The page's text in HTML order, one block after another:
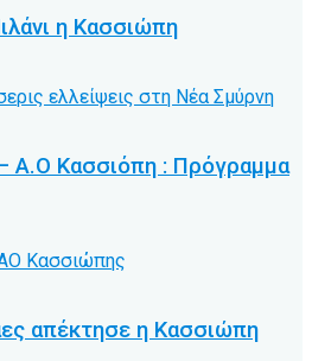
η Κασσιώπη
Α.Ο Κασσιόπη : Πρόγραμμα
απέκτησε η Κασσιώπη